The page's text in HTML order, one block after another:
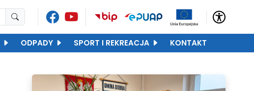
ODPADY SPORT I REKREACJA KONTAKT